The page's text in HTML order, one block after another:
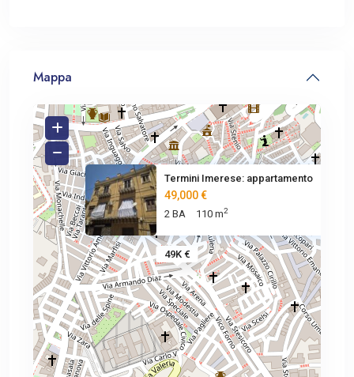
Mappa
49K €
Termini Imerese: appartamento
49,000 €
2 BA 110 m2